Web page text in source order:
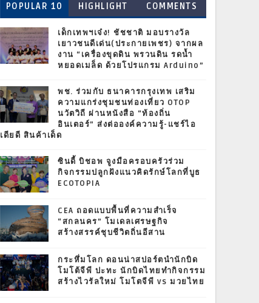
POPULAR 10 HIGHLIGHT COMMENTS
เด็กเทพฯเจ๋ง! ชัชชาติ มอบรางวัล
เยาวชนดีเด่น(ประกายเพชร) จากผล
งาน “เครื่องขุดดิน พรวนดิน รดน้ำ
หยอดเมล็ด ด้วยโปรแกรม Arduino”
พช. ร่วมกับ ธนาคารกรุงเทพ เสริม
ความแกร่งชุมชนท่องเที่ยว OTOP
นวัตวิถี ผ่านหนังสือ “ท้องถิ่น
อินเตอร์” ส่งต่อองค์ความรู้-แชร์ไอ
เดียดี สินค้าเด็ด
ซินดี้ บิชอพ จูงมือครอบครัวร่วม
กิจกรรมปลูกฝังแนวคิดรักษ์โลกที่บูธ
ECOTOPIA
CEA ถอดแบบพื้นที่ความสำเร็จ
“สกลนคร” โมเดลเศรษฐกิจ
สร้างสรรค์ชุบชีวิตถิ่นอีสาน
กระหึ่มโลก ดอนน่าสปอร์ตนำนักบิด
โมโต้จีพี ปะทะ นักบิดไทยทำกิจกรรม
สร้างไวรัลใหม่ โมโตจีพี vs มวยไทย